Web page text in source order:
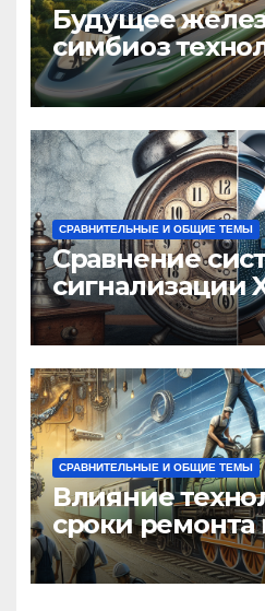
Будущее
симбиоз
экологии
СРАВНИТЕЛЬНЫЕ И ОБЩИЕ ТЕМЫ
Сравнение
сигнализации
веков
СРАВНИТЕЛЬНЫЕ И ОБЩИЕ ТЕМЫ
Влияние
сроки ремонта